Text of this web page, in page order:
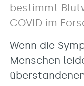
bestimmt
COVID im
Wenn die
Menschen